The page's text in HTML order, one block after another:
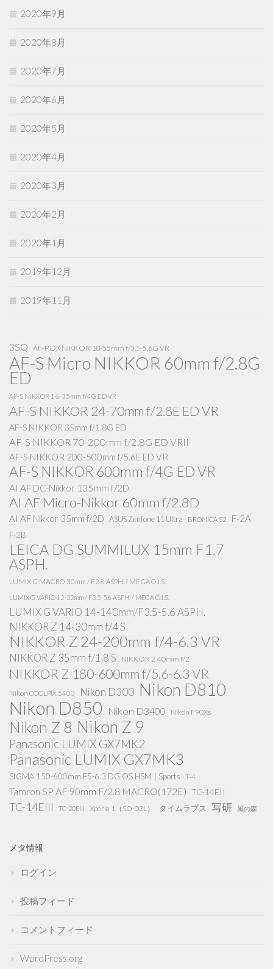
2020年9月
2020年8月
2020年7月
2020年6月
2020年5月
2020年4月
2020年3月
2020年2月
2020年1月
2019年12月
2019年11月
3SQ AF-P DX NIKKOR 18-55mm f/3.5-5.6G VR
AF-S Micro NIKKOR 60mm f/2.8G
ED
AF-S NIKKOR 16-35mm f/4G ED VR
AF-S NIKKOR 24-70mm f/2.8E ED VR
AF-S NIKKOR 35mm f/1.8G ED
AF-S NIKKOR 70-200mm f/2.8G ED VRII
AF-S NIKKOR 200-500mm f/5.6E ED VR
AF-S NIKKOR 600mm f/4G ED VR
AI AF DC-Nikkor 135mm f/2D
AI AF Micro-Nikkor 60mm f/2.8D
AI AF Nikkor 35mm f/2D ASUS Zenfone 11 Ultra BRONICA S2 F-2A
F-2B
LEICA DG SUMMILUX 15mm F1.7
ASPH.
LUMIX G MACRO 30mm / F2.8 ASPH. / MEGA O.I.S.
LUMIX G VARIO 12-32mm / F3.5-5.6 ASPH. / MEGA O.I.S.
LUMIX G VARIO 14-140mm/F3.5-5.6 ASPH.
NIKKOR Z 14-30mm f/4 S
NIKKOR Z 24-200mm f/4-6.3 VR
NIKKOR Z 35mm f/1.8 S NIKKOR Z 40mm f/2
NIKKOR Z 180-600mm f/5.6-6.3 VR
Nikon COOLPIX 5400 Nikon D300 Nikon D810
Nikon D850 Nikon D3400 Nikon F90Xs
Nikon Z 8 Nikon Z 9
Panasonic LUMIX GX7MK2
Panasonic LUMIX GX7MK3
SIGMA 150-600mm F5-6.3 DG OS HSM | Sports T-4
Tamron SP AF 90mm F/2.8 MACRO(172E) TC-14EII
TC-14EIII TC-20EIII Xperia 1（SO-03L） タイムラプス 写研 風の森
メタ情報
ログイン
投稿フィード
コメントフィード
WordPress.org